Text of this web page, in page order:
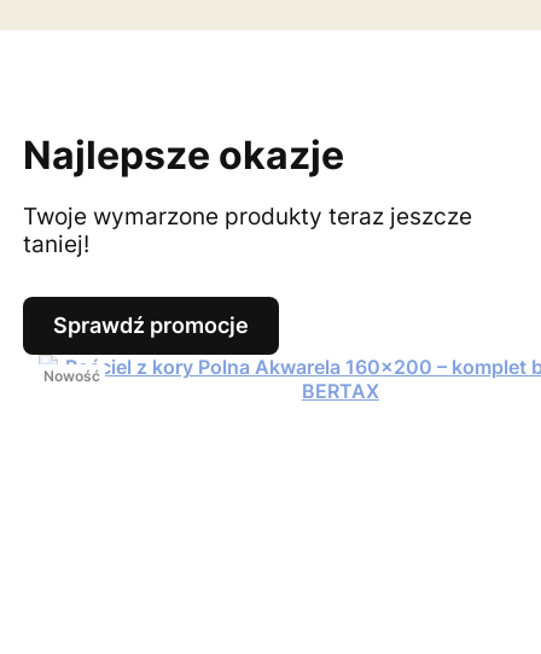
Najlepsze okazje
Twoje wymarzone produkty teraz jeszcze
taniej!
Sprawdź promocje
Nowość